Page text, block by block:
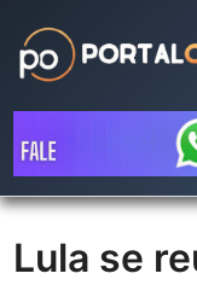
content
Lula se